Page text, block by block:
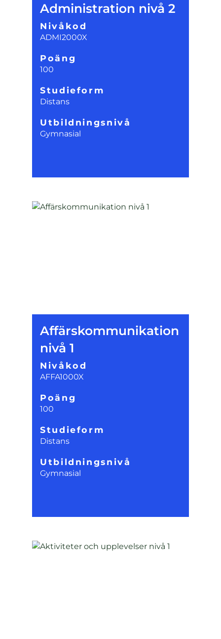
Administration nivå 2
Nivåkod
ADMI2000X
Poäng
100
Studieform
Distans
Utbildningsnivå
Gymnasial
Affärskommunikation
nivå 1
Nivåkod
AFFA1000X
Poäng
100
Studieform
Distans
Utbildningsnivå
Gymnasial